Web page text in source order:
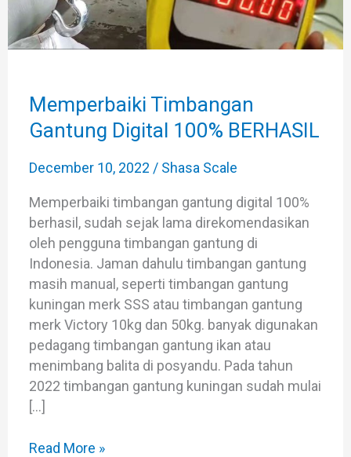
Memperbaiki Timbangan
Gantung Digital 100% BERHASIL
December 10, 2022 / Shasa Scale
Memperbaiki timbangan gantung digital 100%
berhasil, sudah sejak lama direkomendasikan
oleh pengguna timbangan gantung di
Indonesia. Jaman dahulu timbangan gantung
masih manual, seperti timbangan gantung
kuningan merk SSS atau timbangan gantung
merk Victory 10kg dan 50kg. banyak digunakan
pedagang timbangan gantung ikan atau
menimbang balita di posyandu. Pada tahun
2022 timbangan gantung kuningan sudah mulai
[…]
Read More »